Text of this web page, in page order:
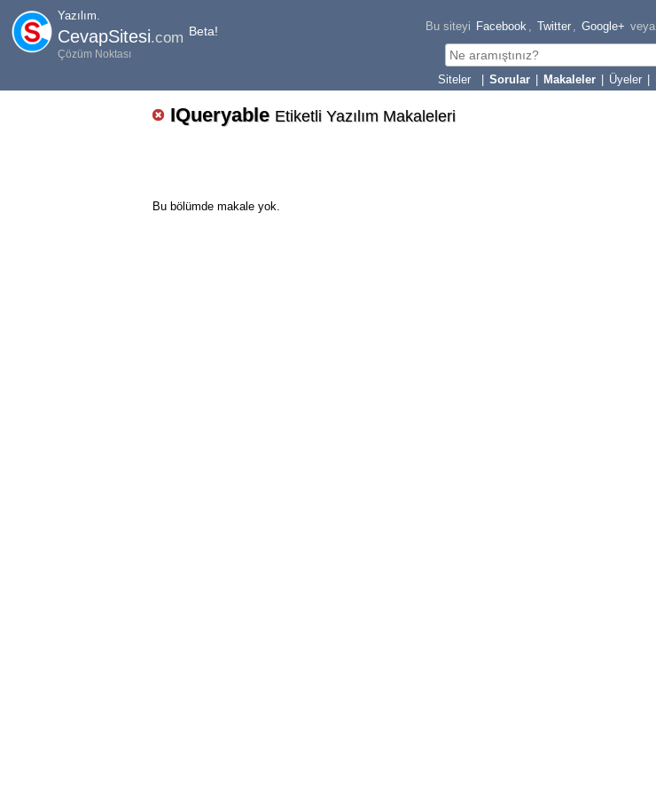
Yazılım.
CevapSitesi.com Beta!
Çözüm Noktası
Bu siteyi Facebook , Twitter , Google+ veya
Sorular Makaleler Üyeler
IQueryable Etiketli Yazılım Makaleleri
Bu bölümde makale yok.